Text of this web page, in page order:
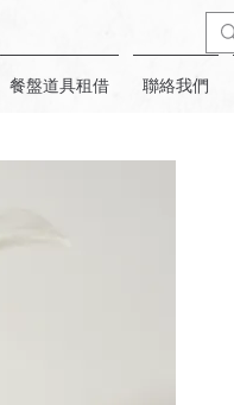
餐盤道具租借 聯絡我們